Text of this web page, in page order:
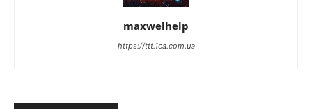
maxwelhelp
https://ttt.1ca.com.ua